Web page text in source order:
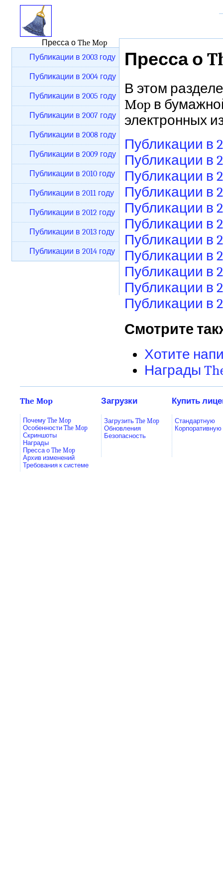
Пресса о The Mop
Публикации в 2003 году
Публикации в 2004 году
Публикации в 2005 году
Публикации в 2007 году
Публикации в 2008 году
Публикации в 2009 году
Публикации в 2010 году
Публикации в 2011 году
Публикации в 2012 году
Публикации в 2013 году
Публикации в 2014 году
Пресса о
В этом
Mop в
электронных
Публикации в
Публикации в
Публикации в
Публикации в
Публикации в
Публикации в
Публикации в
Публикации в
Публикации в
Публикации в
Публикации в
Смотрите
Хотите
Награды
The Mop
Почему The Mop
Особенности The Mop
Скриншоты
Награды
Пресса о The Mop
Архив изменений
Требования к системе
Загрузки
Загрузить The Mop
Обновления
Безопасность
Купить
Стандартную
Корпоративную